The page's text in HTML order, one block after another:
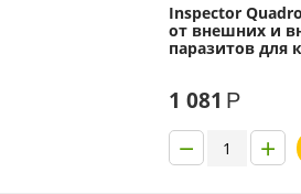
Inspector
от внешних и
паразитов для
1 081 Р
+
−